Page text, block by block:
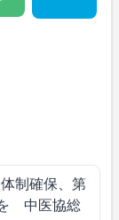
制確保、第
中医協総